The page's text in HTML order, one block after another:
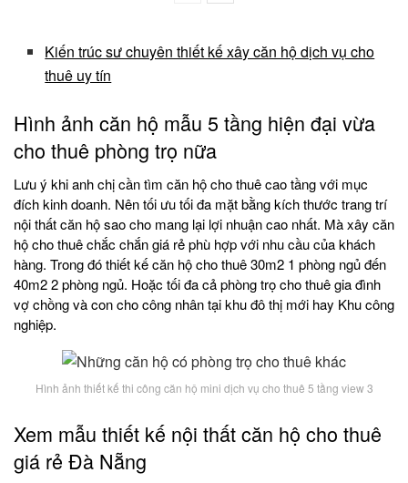
Kiến trúc sư chuyên thiết kế xây căn hộ dịch vụ cho
thuê uy tín
Hình ảnh căn hộ mẫu 5 tầng hiện đại vừa
cho thuê phòng trọ nữa
Lưu ý khi anh chị cần tìm căn hộ cho thuê cao tầng với mục
đích kinh doanh. Nên tối ưu tối đa mặt bằng kích thước trang trí
nội thất căn hộ sao cho mang lại lợi nhuận cao nhất. Mà xây căn
hộ cho thuê chắc chắn giá rẻ phù hợp với nhu cầu của khách
hàng. Trong đó thiết kế căn hộ cho thuê 30m2 1 phòng ngủ đến
40m2 2 phòng ngủ. Hoặc tối đa cả phòng trọ cho thuê gia đình
vợ chồng và con cho công nhân tại khu đô thị mới hay Khu công
nghiệp.
Hình ảnh thiết kế thi công căn hộ mini dịch vụ cho thuê 5 tầng view 3
Xem mẫu thiết kế nội thất căn hộ cho thuê
giá rẻ Đà Nẵng